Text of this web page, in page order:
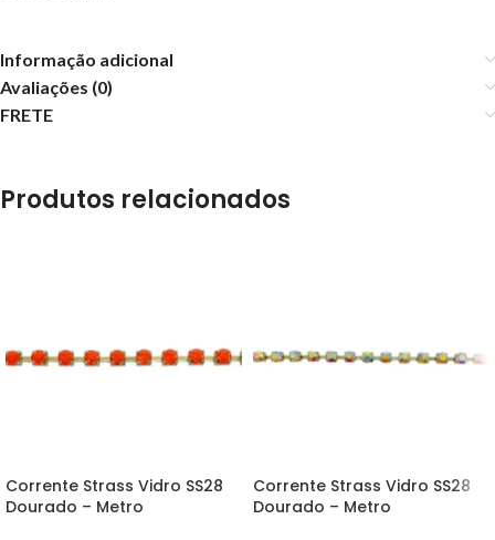
Informação adicional
Avaliações (0)
FRETE
Produtos relacionados
Corrente Strass Vidro SS28
Dourado – Metro
Corrente Strass Vidro SS28
Dourado – Metro